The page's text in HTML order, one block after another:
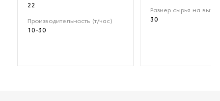
22
Производительность (т/час)
10-30
Размер сырья на
30